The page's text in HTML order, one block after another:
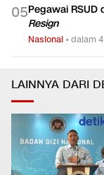
05Pegawai RSUD
Resign
Nasional •dalam
LAINNYA DARI